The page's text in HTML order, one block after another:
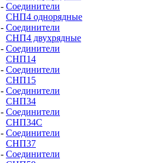
- Соединители
СНП4 однорядные
- Соединители
СНП4 двухрядные
- Соединители
СНП14
- Соединители
СНП15
- Соединители
СНП34
- Соединители
СНП34С
- Соединители
СНП37
- Соединители